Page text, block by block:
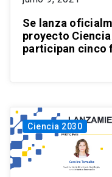
Se lanza
proyecto Ciencia
participan cinco
Ciencia 2030